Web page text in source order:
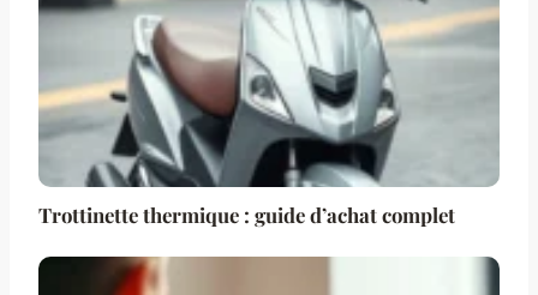
Trottinette thermique : guide d’achat complet